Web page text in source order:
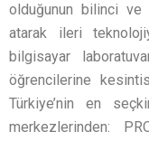
olduğunun bilinci ve
atarak ileri
bilgisayar
öğrencilerine
Türkiye’nin en
merkezlerinden: